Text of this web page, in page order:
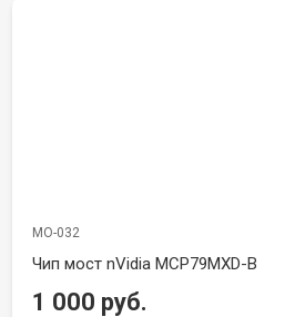
МО-032
Чип мост nVidia MCP79MXD-B
1 000 руб.